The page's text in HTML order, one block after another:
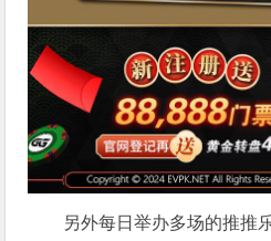
另外每日举办多场的推推